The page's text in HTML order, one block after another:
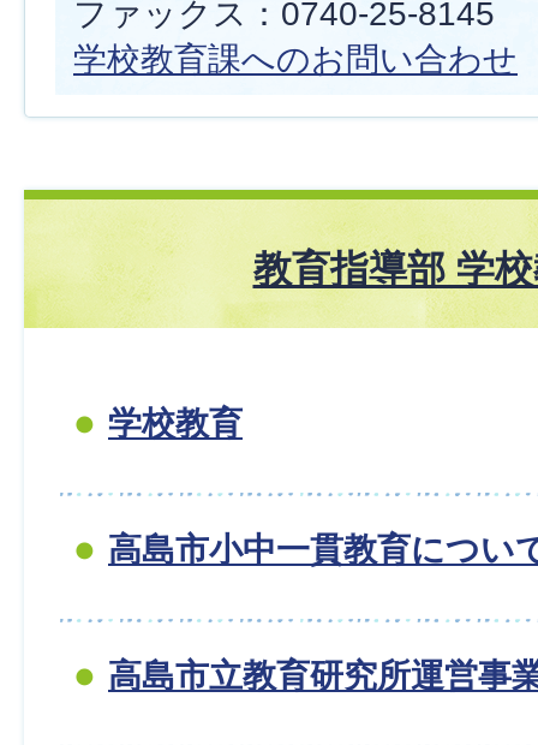
ファックス：0740-25-8145
学校教育課へのお問い合わせ
教育指導部 学
学校教育
高島市小中一貫教育につい
高島市立教育研究所運営事